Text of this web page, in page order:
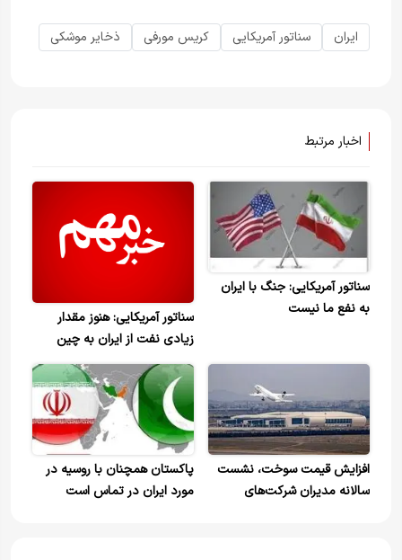
ایران سناتور آمریکایی کریس مورفی ذخایر موشکی
اخبار مرتبط
سناتور آمریکایی: جنگ با ایران
به نفع ما نیست
سناتور آمریکایی: هنوز مقدار
زیادی نفت از ایران به چین
می‌رود، یک میلیون بشکه در
روز؛ چطور می‌توانیم از ادامه این
روند جلوگیری کنیم؟
افزایش قیمت سوخت، نشست
سالانه مدیران شرکت‌های
پاکستان همچنان با روسیه در
مورد ایران در تماس است